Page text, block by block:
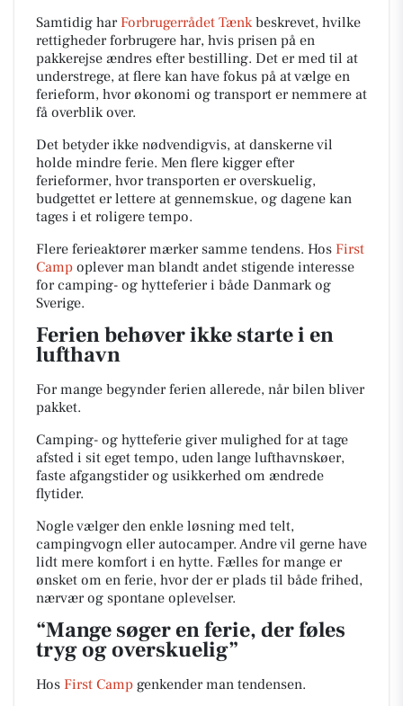
Samtidig har Forbrugerrådet Tænkbeskrevet, hvilke
rettigheder forbrugere har, hvis prisen på en
pakkerejse ændres efter bestilling. Det er med til at
understrege, at flere kan have fokus på at vælge en
ferieform, hvor økonomi og transport er nemmere at
få overblik over.
Det betyder ikke nødvendigvis, at danskerne vil
holde mindre ferie. Men flere kigger efter
ferieformer, hvor transporten er overskuelig,
budgettet er lettere at gennemskue, og dagene kan
tages i et roligere tempo.
Flere ferieaktører mærker samme tendens. Hos First
Camp oplever man blandt andet stigende interesse
for camping- og hytteferier i både Danmark og
Sverige.
Ferien behøver ikke starte i en
lufthavn
For mange begynder ferien allerede, når bilen bliver
pakket.
Camping- og hytteferie giver mulighed for at tage
afsted i sit eget tempo, uden lange lufthavnskøer,
faste afgangstider og usikkerhed om ændrede
flytider.
Nogle vælger den enkle løsning med telt,
campingvogn eller autocamper. Andre vil gerne have
lidt mere komfort i en hytte. Fælles for mange er
ønsket om en ferie, hvor der er plads til både frihed,
nærvær og spontane oplevelser.
“Mange søger en ferie, der føles
tryg og overskuelig”
Hos First Camp genkender man tendensen.